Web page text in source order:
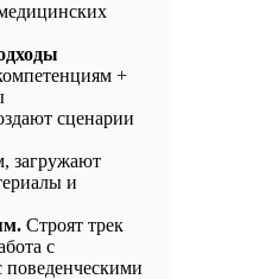
+
сценарии
загружают
и
Строят трек
с
поведенческими